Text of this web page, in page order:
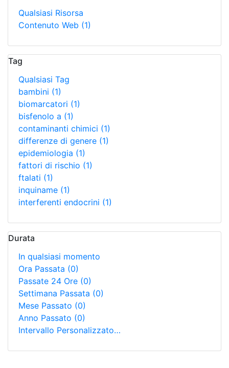
Qualsiasi Risorsa
Contenuto Web (1)
Tag
Qualsiasi Tag
bambini (1)
biomarcatori (1)
bisfenolo a (1)
contaminanti chimici (1)
differenze di genere (1)
epidemiologia (1)
fattori di rischio (1)
ftalati (1)
inquiname (1)
interferenti endocrini (1)
Durata
In qualsiasi momento
Ora Passata (0)
Passate 24 Ore (0)
Settimana Passata (0)
Mese Passato (0)
Anno Passato (0)
Intervallo Personalizzato…